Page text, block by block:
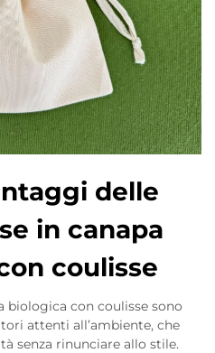
delle
in canapa
coulisse
biologica con coulisse sono
attenti all’ambiente, che
senza rinunciare allo stile.